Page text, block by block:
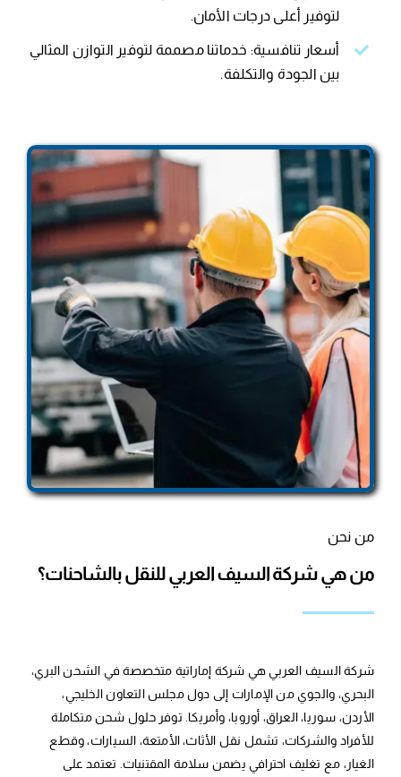
من نحن
من هي شركة السيف العربي للنقل بالشاحنات؟
شركة السيف العربي هي شركة إماراتية متخصصة في الشحن البري،
البحري، والجوي من الإمارات إلى دول مجلس التعاون الخليجي،
الأردن، سوريا، العراق، أوروبا، وأمريكا. توفر حلول شحن متكاملة
للأفراد والشركات، تشمل نقل الأثاث، الأمتعة، السيارات، وقطع
الغيار، مع تغليف احترافي يضمن سلامة المقتنيات. تعتمد على
لتوفير أعلى درجات الأمان.
أسعار تنافسية: خدماتنا مصممة لتوفير التوازن المثالي
بين الجودة والتكلفة.